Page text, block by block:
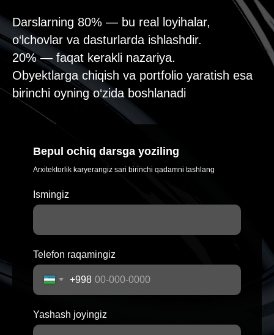
Darslarning 80% — bu real loyihalar,
o‘lchovlar va dasturlarda ishlashdir.
20% — faqat kerakli nazariya.
Obyektlarga chiqish va portfolio yaratish esa
birinchi oyning o‘zida boshlanadi
Bepul ochiq darsga yoziling
Arxitektorlik karyerangiz sari birinchi qadamni tashlang
Ismingiz
Telefon raqamingiz
+998
Yashash joyingiz